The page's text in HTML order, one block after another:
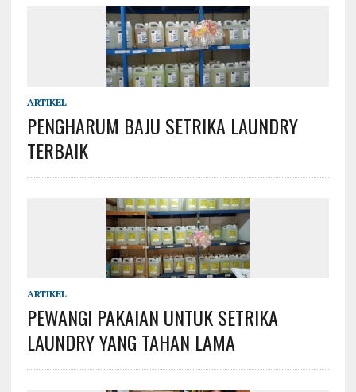
ARTIKEL
PENGHARUM BAJU SETRIKA LAUNDRY
TERBAIK
ARTIKEL
PEWANGI PAKAIAN UNTUK SETRIKA
LAUNDRY YANG TAHAN LAMA